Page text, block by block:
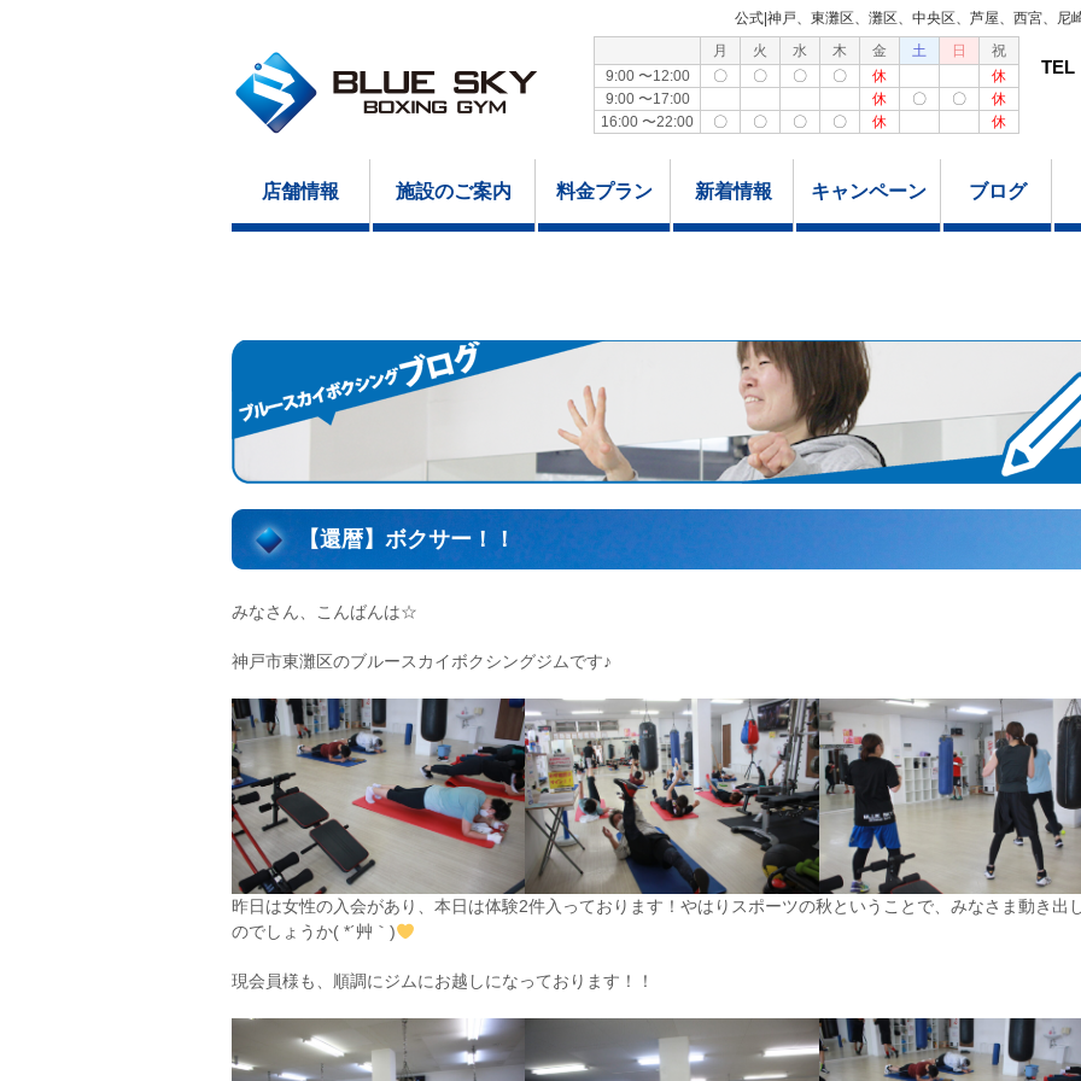
公式|神戸、東灘区、灘区、中央区、芦屋、西宮、
月
火 水 木 金 土 日
祝
9:00 〜12:00
〇 〇 〇 〇 休
休
9:00 〜17:00
休 〇 〇
休
16:00 〜22:00
〇 〇 〇 〇 休 休
TEL
店舗情報 施設のご案内 料金プラン 新着情報 キャンペーン ブログ
【還暦】ボクサー！！
みなさん、こんばんは☆
神戸市東灘区のブルースカイボクシングジムです♪
昨日は女性の入会があり、本日は体験2件入っております！やはりスポーツの秋ということで、みなさま動き出
のでしょうか( *´艸｀)
現会員様も、順調にジムにお越しになっております！！